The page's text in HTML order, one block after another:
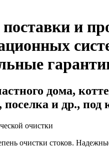
и
дома,
и др., под
очистки
очистки стоков.